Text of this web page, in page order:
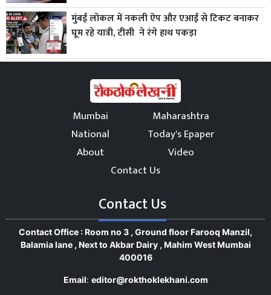
मुंबई लोकल में नकली ऐप और एआई से टिकट बनाकर
घूम रहे यात्री, टीसी ने रंगे हाथ पकड़ा
Mumbai
Maharashtra
National
Today's Epaper
About
Video
Contact Us
Contact Us
Contact Office : Room no 3 , Ground floor Farooq Manzil,
Balamia lane , Next to Akbar Dairy , Mahim West Mumbai
400016
Email: editor@rokthoklekhani.com